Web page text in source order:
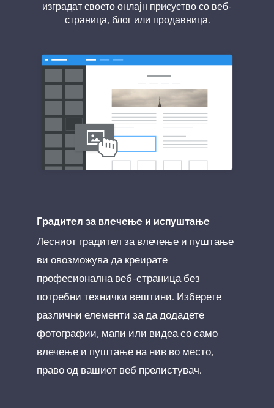
изградат своето онлајн присуство со веб-
страница, блог или продавница.
Градител за влечење и испуштање
Лесниот градител за влечење и пуштање
ви овозможува да креирате
професионална веб-страница без
потребни технички вештини. Изберете
различни елементи за да додадете
фотографии, мапи или видеа со само
влечење и пуштање на нив во место,
право од вашиот веб прелистувач.